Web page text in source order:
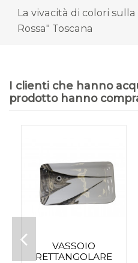
La vivacità di colori
Rossa" Toscana
I clienti che hanno
prodotto hanno
VASSOIO
RETTANGOLARE